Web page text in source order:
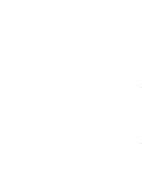
iscritti